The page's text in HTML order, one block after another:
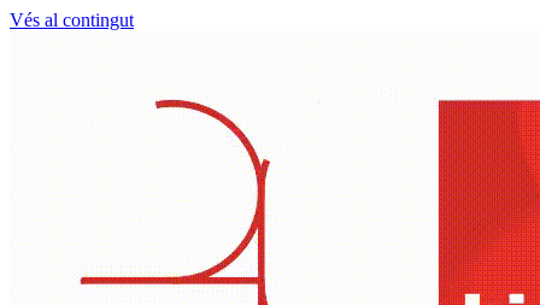
Vés al contingut